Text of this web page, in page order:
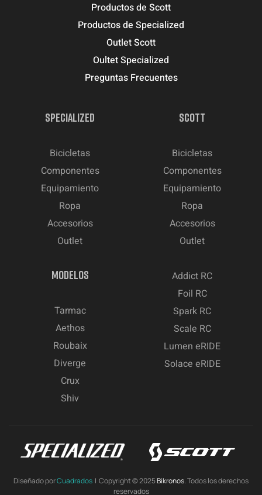
Productos de Scott
Productos de Specialized
Outlet Scott
Oultet Specialized
Preguntas Frecuentes
SPECIALIZED
Bicicletas
Componentes
Equipamiento
Ropa
Accesorios
Outlet
SCOTT
Bicicletas
Componentes
Equipamiento
Ropa
Accesorios
Outlet
MODELOS
Tarmac
Aethos
Roubaix
Diverge
Crux
Shiv
Addict RC
Foil RC
Spark RC
Scale RC
Lumen eRIDE
Solace eRIDE
Diseñado porCuadrados | Copyright © 2025Bikronos.Todos los derechos
reservados